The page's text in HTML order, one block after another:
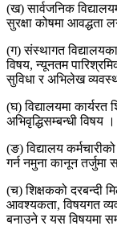
(ख) सार्वजनिक
सुरक्षा कोषमा आवद्धता
(ग) संस्थागत
विषय, न्यूनतम
सुविधा र अभिलेख
(घ) विद्यालयमा कार्यरत
अभिवृद्धिसम्बन्धी विषय ।
(ङ) विद्यालय
गर्न नमुना कानून तर्जुमा
(च) शिक्षकको दरबन्दी
आवश्यकता, विषयगत
बनाउने र यस विषयमा